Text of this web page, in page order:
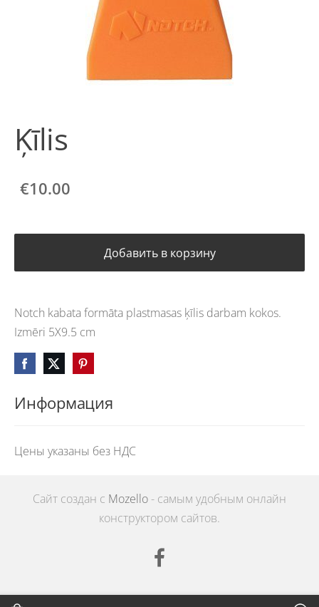
Информация
Цены указаны без НДС
Ķīlis
€10.00
Добавить в корзину
Notch kabata formāta plastmasas ķīlis darbam kokos.
Izmēri 5X9.5 cm
Сайт создан с Mozello - самым удобным онлайн
конструктором сайтов.